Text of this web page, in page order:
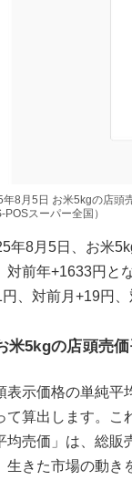
年8月5日 お米5kgの店
POSスーパー全国）
年8月5日、お米
対前年+1633円と
、対前月+19円、
米5kgの店頭売
表示価格の単純平
て算出します。こ
均売価」は、総
生きた市場の動き